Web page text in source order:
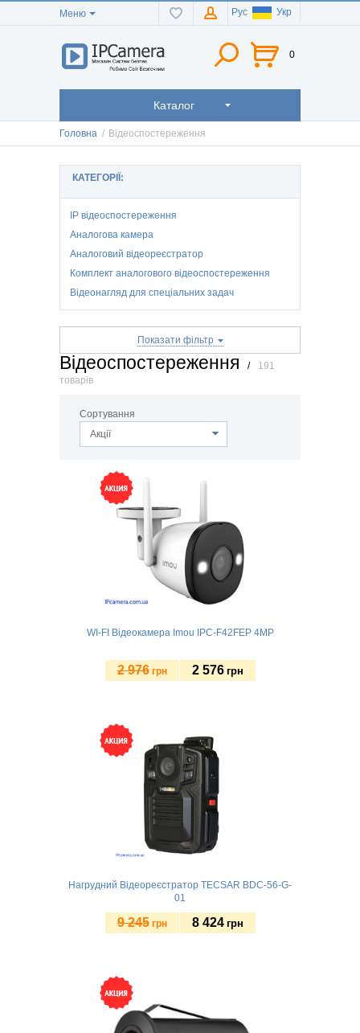
Меню Рус Укр
0
Каталог
Головна / Відеоспостереження
КАТЕГОРІЇ:
IP відеоспостереження
Аналогова камера
Аналоговий відеореєстратор
Комплект аналогового відеоспостереження
Відеонагляд для спеціальних задач
Показати фільтр
Відеоспостереження /
191
товарів
Сортування
Акції
WI-FI Відеокамера Imou IPC-F42FEP 4MP
2 976 грн 2 576 грн
Нагрудний Відеореєстратор TECSAR BDC-56-G-
01
9 245 грн 8 424 грн